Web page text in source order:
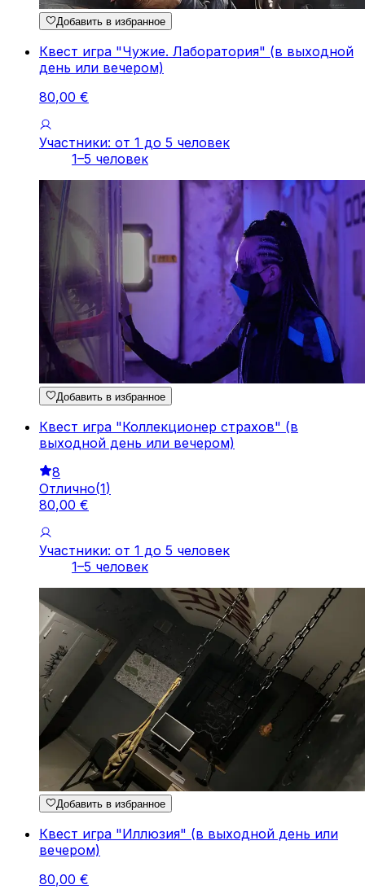
Добавить в избранное
Квест игра "Чужие. Лаборатория" (в выходной
день или вечером)
80,00 €
Участники: от 1 до 5 человек
1–5 человек
Добавить в избранное
Квест игра "Коллекционер страхов" (в
выходной день или вечером)
8
Отлично(1)
80,00 €
Участники: от 1 до 5 человек
1–5 человек
Добавить в избранное
Квест игра "Иллюзия" (в выходной день или
вечером)
80,00 €